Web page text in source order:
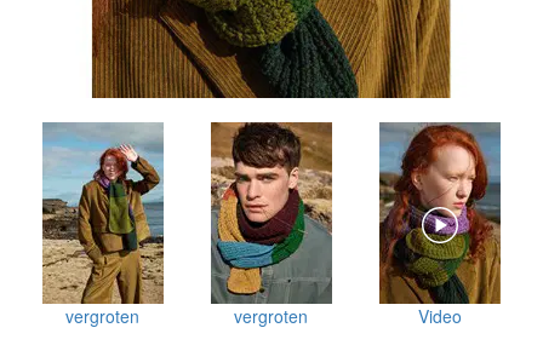
vergroten vergroten Video